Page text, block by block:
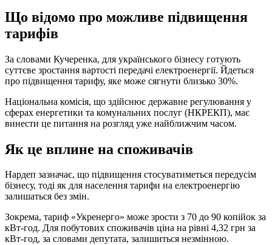
Що відомо про можливе підвищення
тарифів
За словами Кучеренка, для українського бізнесу готують
суттєве зростання вартості передачі електроенергії. Йдеться
про підвищення тарифу, яке може сягнути близько 30%.
Національна комісія, що здійснює державне регулювання у
сферах енергетики та комунальних послуг (НКРЕКП), має
винести це питання на розгляд уже найближчим часом.
Як це вплине на споживачів
Нардеп зазначає, що підвищення стосуватиметься передусім
бізнесу, тоді як для населення тарифи на електроенергію
залишаться без змін.
Зокрема, тариф «Укренерго» може зрости з 70 до 90 копійок за
кВт-год. Для побутових споживачів ціна на рівні 4,32 грн за
кВт-год, за словами депутата, залишиться незмінною.